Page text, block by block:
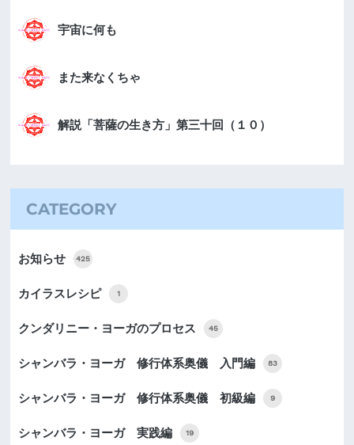
宇宙に何も
また来なくちゃ
解説「菩薩の生き方」第三十回（１０）
CATEGORY
お知らせ 425
カイラスレシピ 1
クンダリニー・ヨーガのプロセス 45
シャンバラ・ヨーガ 修行体系奥儀 入門編 83
シャンバラ・ヨーガ 修行体系奥儀 初級編 9
シャンバラ・ヨーガ 実践編 19